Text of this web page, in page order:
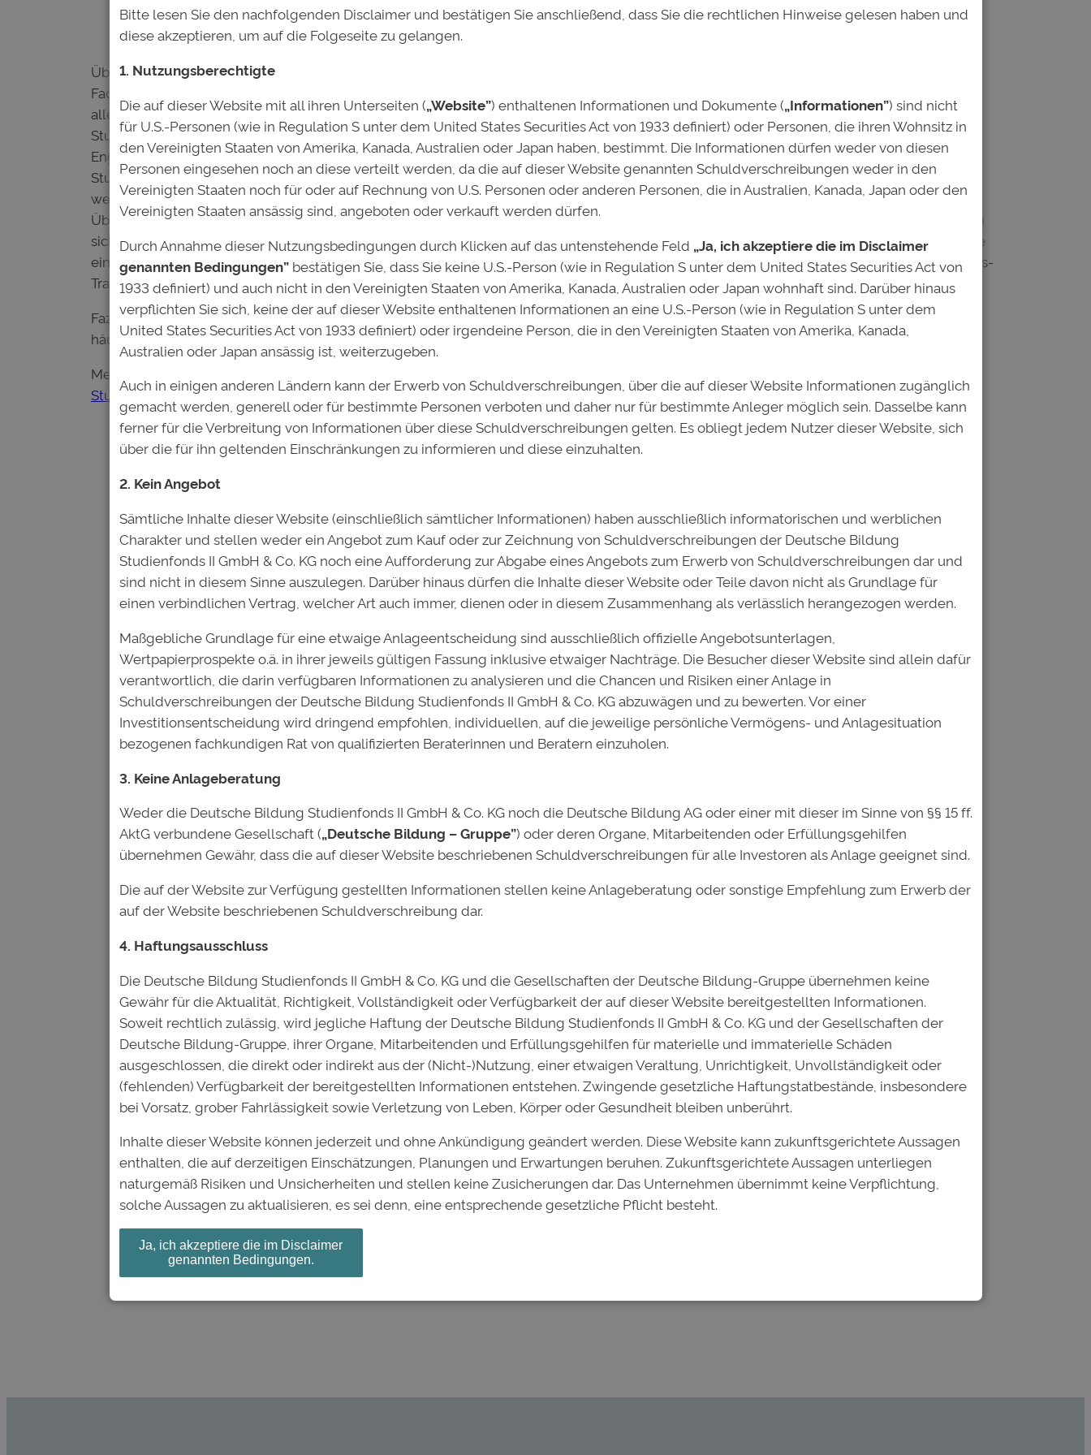
Über Studienfonds, an denen sich private und institutionelle Investoren beteiligen, werden bei der Deutschen Bildung Studenten aller
Fachrichtungen gefördert. Anders als es zum Beispiel bei Studienkrediten von Banken der Fall ist, werden die studentischen Bewerber
allerdings durch einen gezielten Auswahlprozess geführt, der ein individuelles Scoring zum Ergebnis hat. An welcher Hochschule wird das
Studium absolviert? Welches Studienfach? Gibt es zusätzliche Qualifikationen wie Sprachkenntnisse, Praktika oder ehrenamtliches
Engagement? Ziel ist es, anhand des gewählten Studiums und persönlicher Kriterien sicherzustellen, dass der Student / die Studentin das
Studium mit hoher Wahrscheinlichkeit abschließen und später voraussichtlich ein Einkommen erwirtschaften wird. Das sind zentrale Fragen,
weil die Rückzahlung an den Studienfonds anteilig an diesem Einkommen bemessen wird. Für den Studenten schließt das ein
Überschuldungsrisiko aus, denn die Angebote orientieren sich an der tatsächlichen Leistungs- und Zahlungsfähigkeit. Und der Investor kann
sich gleichzeitig auf ein sicheres Portfolio verlassen, weil es aktiv gemanagt wird. Das hört beim Auswahlprozess nicht auf. Die Studenten, die
eine Studienfinanzierung erhalten, werden gleichzeitig auch von einem Förderprogramm für den Berufseinstieg begleitet, das mit Soft-Skills-
Trainings, Bewerbungsberatungen und Kontakten zu Arbeitgebern die beruflichen Chancen verbessert.
Fazit: Studienfonds sind ein attraktives, sicheres Investment für Anleger. Und Studenten bieten sie eine flexible Studienfinanzierung, die das
häufig zu knapp bemessene Bafög ergänzt oder besondere Studienvorhaben – zum Beispiel ein Auslandssemester – ermöglicht.
Mehr zum Auswahlprozess hat unser Vorstandsmitglied Ulf Becker in der Fachzeitschrift „Bank und Markt“ erklärt:
Studienfonds statt Kredit“
Kommentare
Schreibe einen Kommentar
Deine E-Mail-Adresse wird nicht veröffentlicht. Erforderliche Felder sind mit*markiert
Kommentar*
Name*
E-Mail-Adresse*
Website
Name, E-Mail-Adresse und Website in diesem Browser für meinen nächsten Kommentar speichern.
← Vorheriger:Gehaltsatlas: Akademische Berufseinsteiger freuen
sich über gute Einstiegsgehälter
Bitte lesen Sie den nachfolgenden Disclaimer und bestätigen Sie anschließend, dass Sie die rechtlichen Hinweise gelesen haben und
diese akzeptieren, um auf die Folgeseite zu gelangen.
1. Nutzungsberechtigte
Die auf dieser Website mit all ihren Unterseiten („Website”) enthaltenen Informationen und Dokumente („Informationen”) sind nicht
für U.S.-Personen (wie in Regulation S unter dem United States Securities Act von 1933 definiert) oder Personen, die ihren Wohnsitz in
den Vereinigten Staaten von Amerika, Kanada, Australien oder Japan haben, bestimmt. Die Informationen dürfen weder von diesen
Personen eingesehen noch an diese verteilt werden, da die auf dieser Website genannten Schuldverschreibungen weder in den
Vereinigten Staaten noch für oder auf Rechnung von U.S. Personen oder anderen Personen, die in Australien, Kanada, Japan oder den
Vereinigten Staaten ansässig sind, angeboten oder verkauft werden dürfen.
Durch Annahme dieser Nutzungsbedingungen durch Klicken auf das untenstehende Feld „Ja, ich akzeptiere die im Disclaimer
genannten Bedingungen”bestätigen Sie, dass Sie keine U.S.-Person (wie in Regulation S unter dem United States Securities Act von
1933 definiert) und auch nicht in den Vereinigten Staaten von Amerika, Kanada, Australien oder Japan wohnhaft sind. Darüber hinaus
verpflichten Sie sich, keine der auf dieser Website enthaltenen Informationen an eine U.S.-Person (wie in Regulation S unter dem
United States Securities Act von 1933 definiert) oder irgendeine Person, die in den Vereinigten Staaten von Amerika, Kanada,
Australien oder Japan ansässig ist, weiterzugeben.
Auch in einigen anderen Ländern kann der Erwerb von Schuldverschreibungen, über die auf dieser Website Informationen zugänglich
gemacht werden, generell oder für bestimmte Personen verboten und daher nur für bestimmte Anleger möglich sein. Dasselbe kann
ferner für die Verbreitung von Informationen über diese Schuldverschreibungen gelten. Es obliegt jedem Nutzer dieser Website, sich
über die für ihn geltenden Einschränkungen zu informieren und diese einzuhalten.
2. Kein Angebot
Sämtliche Inhalte dieser Website (einschließlich sämtlicher Informationen) haben ausschließlich informatorischen und werblichen
Charakter und stellen weder ein Angebot zum Kauf oder zur Zeichnung von Schuldverschreibungen der Deutsche Bildung
Studienfonds II GmbH & Co. KG noch eine Aufforderung zur Abgabe eines Angebots zum Erwerb von Schuldverschreibungen dar und
sind nicht in diesem Sinne auszulegen. Darüber hinaus dürfen die Inhalte dieser Website oder Teile davon nicht als Grundlage für
einen verbindlichen Vertrag, welcher Art auch immer, dienen oder in diesem Zusammenhang als verlässlich herangezogen werden.
Maßgebliche Grundlage für eine etwaige Anlageentscheidung sind ausschließlich offizielle Angebotsunterlagen,
Wertpapierprospekte o.ä. in ihrer jeweils gültigen Fassung inklusive etwaiger Nachträge. Die Besucher dieser Website sind allein dafür
verantwortlich, die darin verfügbaren Informationen zu analysieren und die Chancen und Risiken einer Anlage in
Schuldverschreibungen der Deutsche Bildung Studienfonds II GmbH & Co. KG abzuwägen und zu bewerten. Vor einer
Investitionsentscheidung wird dringend empfohlen, individuellen, auf die jeweilige persönliche Vermögens- und Anlagesituation
bezogenen fachkundigen Rat von qualifizierten Beraterinnen und Beratern einzuholen.
3. Keine Anlageberatung
Weder die Deutsche Bildung Studienfonds II GmbH & Co. KG noch die Deutsche Bildung AG oder einer mit dieser im Sinne von §§ 15 ff.
AktG verbundene Gesellschaft („Deutsche Bildung – Gruppe”) oder deren Organe, Mitarbeitenden oder Erfüllungsgehilfen
übernehmen Gewähr, dass die auf dieser Website beschriebenen Schuldverschreibungen für alle Investoren als Anlage geeignet sind.
Die auf der Website zur Verfügung gestellten Informationen stellen keine Anlageberatung oder sonstige Empfehlung zum Erwerb der
auf der Website beschriebenen Schuldverschreibung dar.
4. Haftungsausschluss
Die Deutsche Bildung Studienfonds II GmbH & Co. KG und die Gesellschaften der Deutsche Bildung-Gruppe übernehmen keine
Gewähr für die Aktualität, Richtigkeit, Vollständigkeit oder Verfügbarkeit der auf dieser Website bereitgestellten Informationen.
Soweit rechtlich zulässig, wird jegliche Haftung der Deutsche Bildung Studienfonds II GmbH & Co. KG und der Gesellschaften der
Deutsche Bildung-Gruppe, ihrer Organe, Mitarbeitenden und Erfüllungsgehilfen für materielle und immaterielle Schäden
ausgeschlossen, die direkt oder indirekt aus der (Nicht-)Nutzung, einer etwaigen Veraltung, Unrichtigkeit, Unvollständigkeit oder
(fehlenden) Verfügbarkeit der bereitgestellten Informationen entstehen. Zwingende gesetzliche Haftungstatbestände, insbesondere
bei Vorsatz, grober Fahrlässigkeit sowie Verletzung von Leben, Körper oder Gesundheit bleiben unberührt.
Inhalte dieser Website können jederzeit und ohne Ankündigung geändert werden. Diese Website kann zukunftsgerichtete Aussagen
enthalten, die auf derzeitigen Einschätzungen, Planungen und Erwartungen beruhen. Zukunftsgerichtete Aussagen unterliegen
naturgemäß Risiken und Unsicherheiten und stellen keine Zusicherungen dar. Das Unternehmen übernimmt keine Verpflichtung,
solche Aussagen zu aktualisieren, es sei denn, eine entsprechende gesetzliche Pflicht besteht.
Ja, ich akzeptiere die im Disclaimer
genannten Bedingungen.